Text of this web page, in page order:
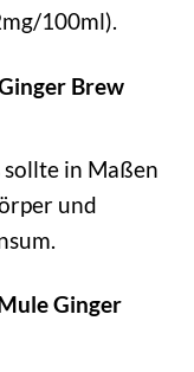
100ml).
Brew
in Maßen
und
Ginger